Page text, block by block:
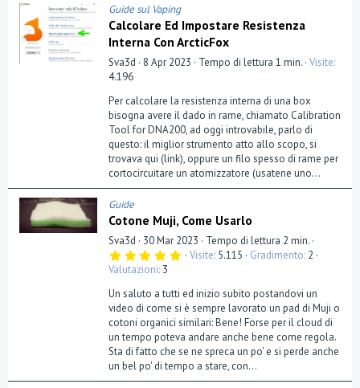
Guide sul Vaping
Calcolare Ed Impostare Resistenza
Interna Con ArcticFox
Sva3d 8 Apr 2023 Tempo di lettura 1 min. Visite
4.196
Per calcolare la resistenza interna di una box
bisogna avere il dado in rame, chiamato Calibration
Tool for DNA200, ad oggi introvabile, parlo di
questo: il miglior strumento atto allo scopo, si
trovava qui (link), oppure un filo spesso di rame per
cortocircuitare un atomizzatore (usatene uno...
Guide
Cotone Muji, Come Usarlo
Sva3d 30 Mar 2023
Tempo di lettura 2 min.
5
s
e
l
l
a
(
e
)
Visite 5.115 Gradimento 2
Valutazioni 3
Un saluto a tutti ed inizio subito postandovi un
video di come si è sempre lavorato un pad di Muji o
cotoni organici similari: Bene! Forse per il cloud di
un tempo poteva andare anche bene come regola.
Sta di fatto che se ne spreca un po' e si perde anche
un bel po' di tempo a stare, con...